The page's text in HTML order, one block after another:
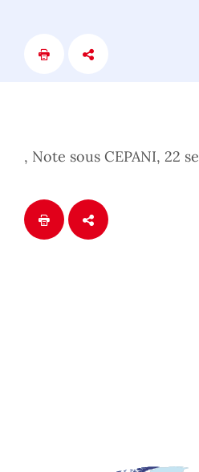
, Note sous CEPANI, 22